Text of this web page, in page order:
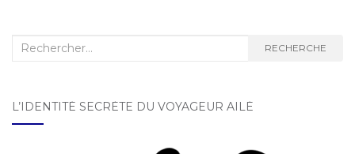
Recherche : RECHERCHE
L’IDENTITÉ SECRÈTE DU VOYAGEUR AILÉ